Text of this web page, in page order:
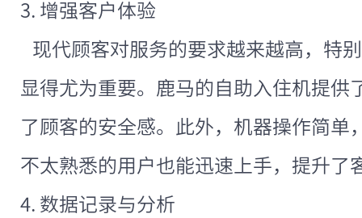
3. 增强客户体验
现代顾客对服务的要求越来越高，特
显得尤为重要。鹿马的自助入住机提供
了顾客的安全感。此外，机器操作简单
不太熟悉的用户也能迅速上手，提升了
4. 数据记录与分析